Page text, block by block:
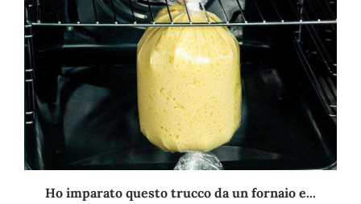
Ho imparato questo trucco da un fornaio e...